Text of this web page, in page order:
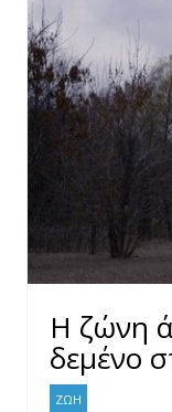
Η ζώνη
δεμένο
ΖΩΗ